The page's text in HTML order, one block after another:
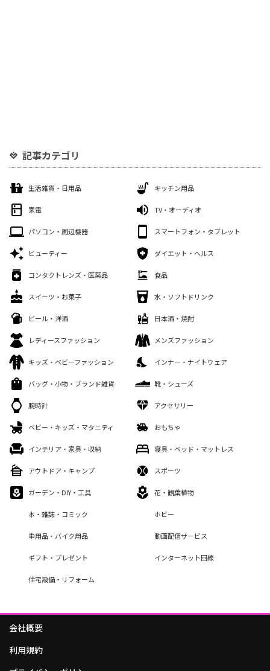
記事カテゴリ
生活雑貨・日用品 キッチン用品
家電 TV・オーディオ
パソコン・周辺機器 スマートフォン・タブレット
ビューティー ダイエット・ヘルス
コンタクトレンズ・医薬品 食品
スイーツ・お菓子 水・ソフトドリンク
ビール・洋酒 日本酒・焼酎
レディースファッション メンズファッション
キッズ・ベビーファッション インナー・ナイトウェア
バッグ・小物・ブランド雑貨 靴・シューズ
腕時計 アクセサリー
ベビー・キッズ・マタニティ おもちゃ
インテリア・家具・収納 寝具・ベッド・マットレス
アウトドア・キャンプ スポーツ
ガーデン・DIY・工具 花・観葉植物
本・雑誌・コミック ホビー
車用品・バイク用品 動画配信サービス
ギフト・プレゼント インターネット回線
住宅設備・リフォーム
会社概要
利用規約